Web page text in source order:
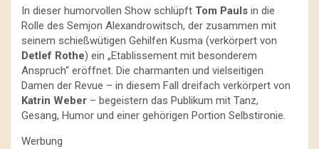
In dieser humorvollen Show schlüpft Tom Pauls in die
Rolle des Semjon Alexandrowitsch, der zusammen mit
seinem schießwütigen Gehilfen Kusma (verkörpert von
Detlef Rothe) ein „Etablissement mit besonderem
Anspruch“ eröffnet. Die charmanten und vielseitigen
Damen der Revue – in diesem Fall dreifach verkörpert von
Katrin Weber – begeistern das Publikum mit Tanz,
Gesang, Humor und einer gehörigen Portion Selbstironie.
Werbung